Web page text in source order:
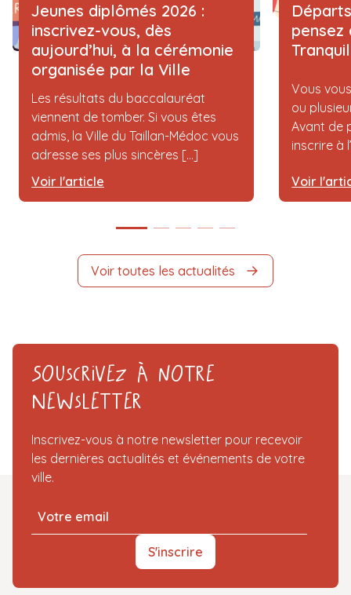
Jeunes diplômés 2026 :
inscrivez-vous, dès
aujourd’hui, à la cérémonie
organisée par la Ville
Les résultats du baccalauréat
viennent de tomber. Si vous êtes
admis, la Ville du Taillan-Médoc vous
adresse ses plus sincères [...]
Voir l'article
pensez
Vous
ou
Avant de
inscrire à
Voir
Voir toutes les actualités
Souscrivez à notre
Newsletter
Inscrivez-vous à notre newsletter pour recevoir
les dernières actualités et événements de votre
ville.
S'inscrire